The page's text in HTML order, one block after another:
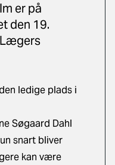
er på
den 19.
ledige plads i
Søgaard Dahl
snart bliver
kan være